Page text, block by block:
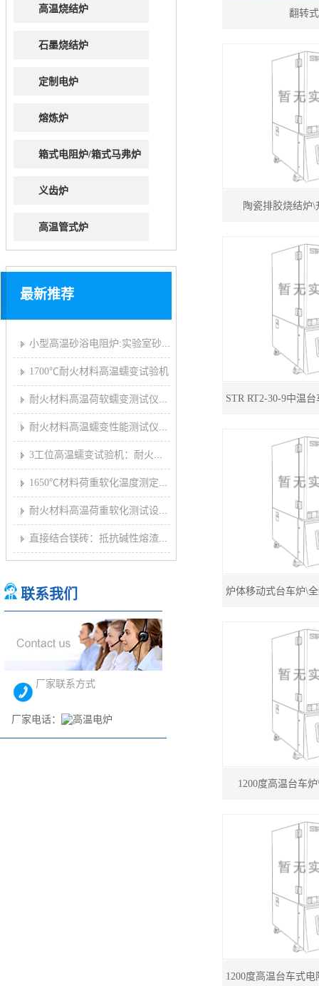
翻转
陶瓷排胶烧结炉
1200度高温台车
高温烧结炉
石墨烧结炉
定制电炉
熔炼炉
箱式电阻炉/箱式马弗炉
义齿炉
高温管式炉
最新推荐
小型高温砂浴电阻炉:实验室砂浴炉
07-19]
1700℃耐火材料高温蠕变试验机
09-23]
耐火材料高温荷软蠕变测试仪：加荷多试样耐火材料荷软蠕
09-23]
耐火材料高温蠕变性能测试仪：耐火材料荷软蠕变试验炉
09-23]
3工位高温蠕变试验机：耐火材料试样高温荷软蠕变测试仪
09-22]
1650℃材料荷重软化温度测定仪：耐火制品压蠕变试验仪
09-22]
耐火材料高温荷重软化测试设备：高温荷重软化测试仪
09-22]
直接结合镁砖：抵抗碱性熔渣和炉气侵蚀
09-21]
联系我们
厂家联系方式
厂家电话：